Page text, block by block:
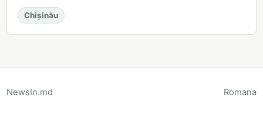
Chișinău
NewsIn.md Romana